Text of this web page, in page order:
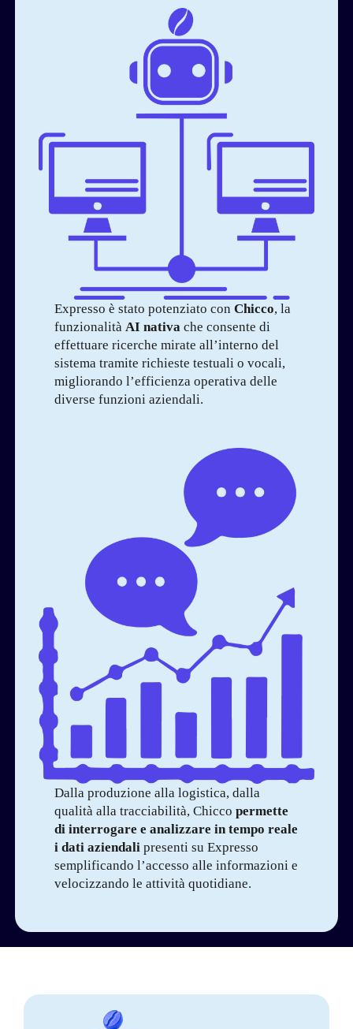
Expresso è stato potenziato conChicco, la
funzionalità AI nativache consente di
effettuare ricerche mirate all’interno del
sistema tramite richieste testuali o vocali,
migliorando l’efficienza operativa delle
diverse funzioni aziendali.
Dalla produzione alla logistica, dalla
qualità alla tracciabilità, Chiccopermette
di interrogare e analizzare in tempo reale
i dati aziendali presenti su Expresso
semplificando l’accesso alle informazioni e
velocizzando le attività quotidiane.